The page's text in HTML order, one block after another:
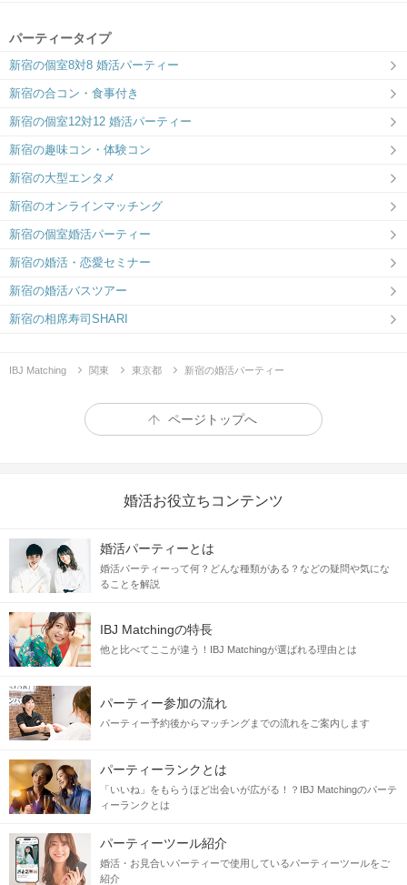
格式のある大人の出会い場
パーティータイプ
新宿の個室8対8 婚活パーティー
新宿の合コン・食事付き
新宿の個室12対12 婚活パーティー
新宿の趣味コン・体験コン
新宿の大型エンタメ
新宿のオンラインマッチング
新宿の個室婚活パーティー
新宿の婚活・恋愛セミナー
新宿の婚活バスツアー
新宿の相席寿司SHARI
IBJ Matching 関東 東京都 新宿の婚活パーティー
ページトップへ
婚活お役立ちコンテンツ
婚活パーティーとは
婚活パーティーって何？どんな種類がある？などの疑問や気にな
ることを解説
IBJ Matchingの特長
他と比べてここが違う！IBJ Matchingが選ばれる理由とは
パーティー参加の流れ
パーティー予約後からマッチングまでの流れをご案内します
パーティーランクとは
「いいね」をもらうほど出会いが広がる！？IBJ Matchingのパーテ
ィーランクとは
パーティーツール紹介
婚活・お見合いパーティーで使用しているパーティーツールをご
紹介